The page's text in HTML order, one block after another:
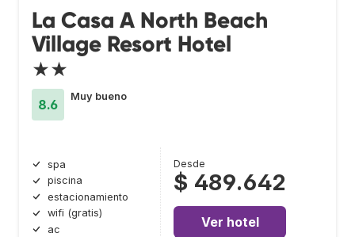
La Casa A North Beach
Village Resort Hotel
★★
8.6
Muy bueno
spa
piscina
estacionamiento
wifi (gratis)
ac
Desde
$ 489.642
Ver hotel